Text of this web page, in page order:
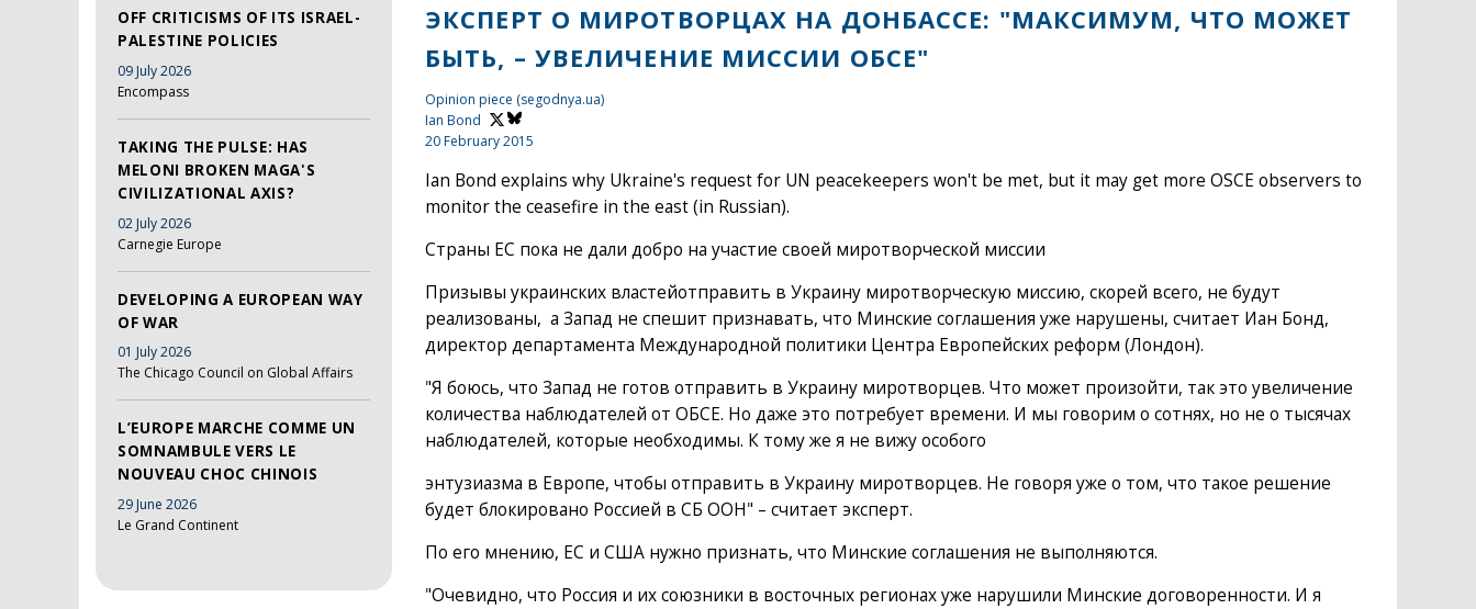
OFF CRITICISMS OF ITS ISRAEL-
PALESTINE POLICIES
09 July 2026
Encompass
TAKING THE PULSE: HAS
MELONI BROKEN MAGA'S
CIVILIZATIONAL AXIS?
02 July 2026
Carnegie Europe
DEVELOPING A EUROPEAN WAY
OF WAR
01 July 2026
The Chicago Council on Global Affairs
L’EUROPE MARCHE COMME UN
SOMNAMBULE VERS LE
NOUVEAU CHOC CHINOIS
29 June 2026
Le Grand Continent
ЭКСПЕРТ О МИРОТВОРЦАХ НА ДОНБАССЕ: "МАКСИМУМ, ЧТО МОЖЕТ
БЫТЬ, – УВЕЛИЧЕНИЕ МИССИИ ОБСЕ"
Opinion piece (segodnya.ua)
Ian Bond
20 February 2015
Ian Bond explains why Ukraine's request for UN peacekeepers won't be met, but it may get more OSCE observers to
monitor the ceasefire in the east (in Russian).
Cтраны ЕС пока не дали добро на участие своей миротворческой миссии
Призывы украинских властейотправить в Украину миротворческую миссию, скорей всего, не будут
реализованы, а Запад не спешит признавать, что Минские соглашения уже нарушены, считает Иан Бонд,
директор департамента Международной политики Центра Европейских реформ (Лондон).
"Я боюсь, что Запад не готов отправить в Украину миротворцев. Что может произойти, так это увеличение
количества наблюдателей от ОБСЕ. Но даже это потребует времени. И мы говорим о сотнях, но не о тысячах
наблюдателей, которые необходимы. К тому же я не вижу особого
энтузиазма в Европе, чтобы отправить в Украину миротворцев. Не говоря уже о том, что такое решение
будет блокировано Россией в СБ ООН" – считает эксперт.
По его мнению, ЕС и США нужно признать, что Минские соглашения не выполняются.
"Очевидно, что Россия и их союзники в восточных регионах уже нарушили Минские договоренности. И я